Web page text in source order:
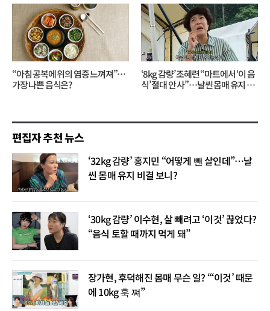
“아침 공복에 위의 염증 느껴져”…
가장 나쁜 음식은?
‘8kg 감량’ 조혜련 “마트에서 ‘이 음
식’ 절대 안 사”…날씬 몸매 유지 비
편집자 추천 뉴스
‘32kg 감량’ 홍지민 “어떻게 뺀 살인데”…날
씬 몸매 유지 비결 보니?
‘30kg 감량’ 이수현, 살 빼려고 ‘이것’ 끊었다?
“음식 토할 때까지 먹게 돼”
장가현, 후덕해진 몸매 무슨 일? “‘이것’ 때문
에 10kg 훅 쪄”